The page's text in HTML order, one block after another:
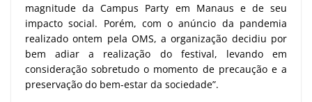
magnitude da Campus Party em Manaus e de seu
impacto social. Porém, com o anúncio da pandemia
realizado ontem pela OMS, a organização decidiu por
bem adiar a realização do festival, levando em
consideração sobretudo o momento de precaução e a
preservação do bem-estar da sociedade”.